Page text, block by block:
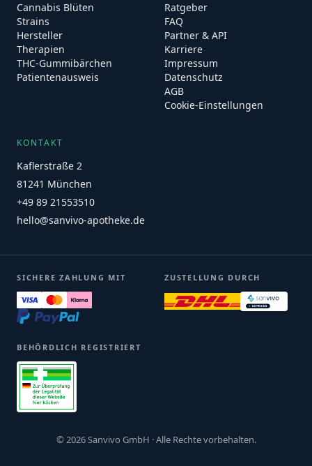
Cannabis Blüten
Strains
Hersteller
Therapien
THC-Gummibärchen
Patientenausweis
Ratgeber
FAQ
Partner & API
Karriere
Impressum
Datenschutz
AGB
Cookie-Einstellungen
KONTAKT
Kaflerstraße 2
81241 München
+49 89 21553510
hello@sanvivo-apotheke.de
SICHERE ZAHLUNG MIT ZUSTELLUNG DURCH
BEHÖRDLICH REGISTRIERT
© 2026 Sanvivo GmbH · Alle Rechte vorbehalten.